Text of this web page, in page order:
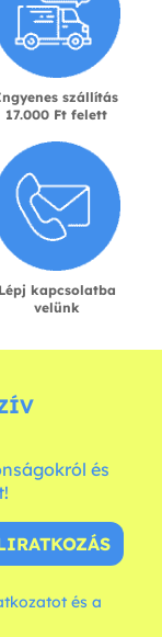
szállítás
17.000 Ft felett
Lépj kapcsolatba
velünk
és
és a